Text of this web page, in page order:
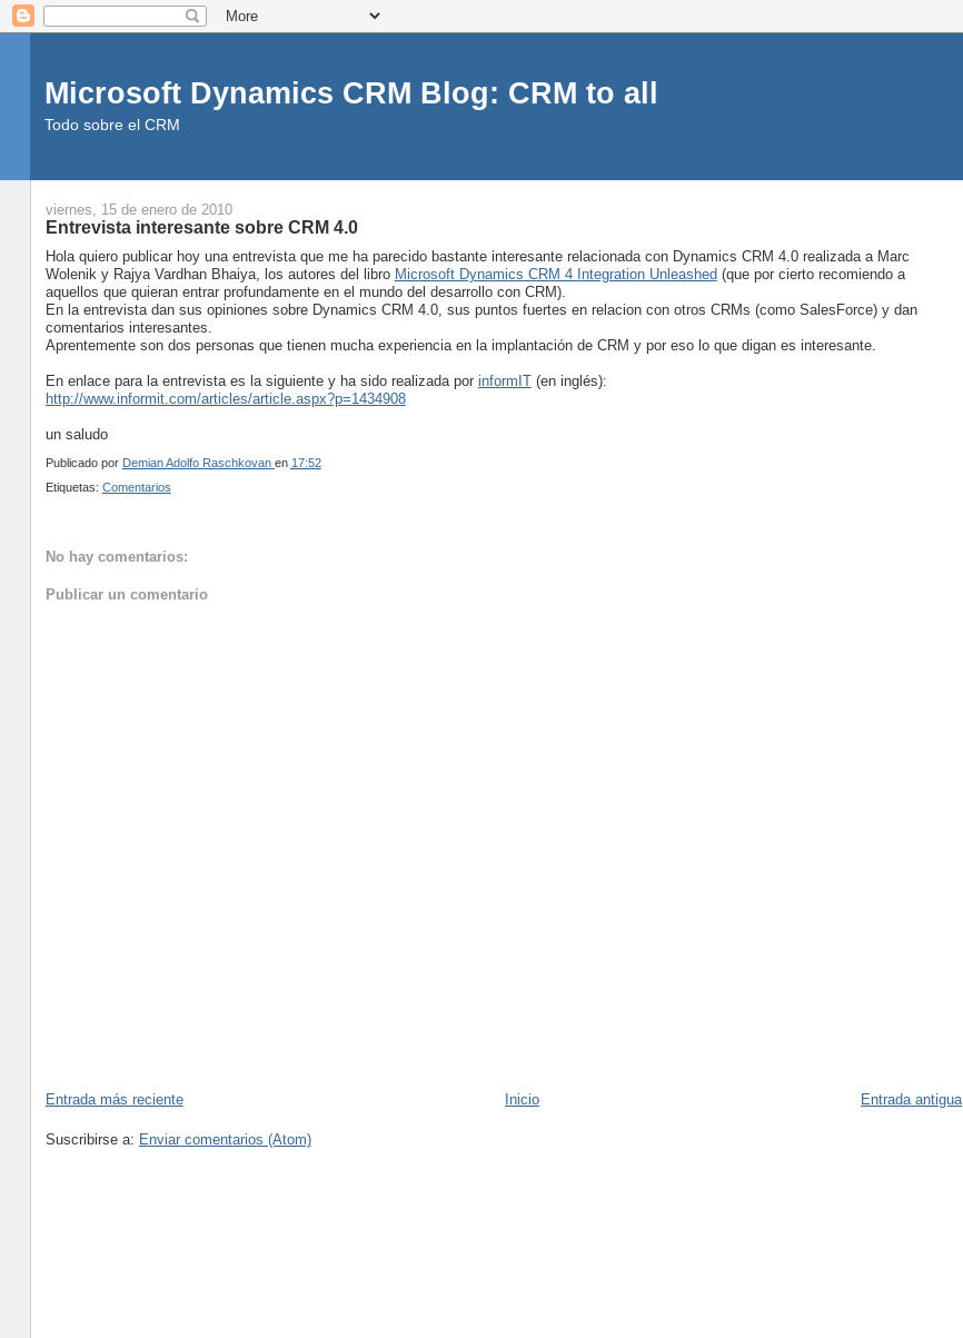
Microsoft Dynamics CRM Blog: CRM to all
Todo sobre el CRM
viernes, 15 de enero de 2010
Entrevista interesante sobre CRM 4.0
Hola quiero publicar hoy una entrevista que me ha parecido bastante interesante relacionada con Dynamics CRM 4.0 realizada a Marc
Wolenik y Rajya Vardhan Bhaiya, los autores del libro Microsoft Dynamics CRM 4 Integration Unleashed (que por cierto recomiendo a
aquellos que quieran entrar profundamente en el mundo del desarrollo con CRM).
En la entrevista dan sus opiniones sobre Dynamics CRM 4.0, sus puntos fuertes en relacion con otros CRMs (como SalesForce) y dan
comentarios interesantes.
Aprentemente son dos personas que tienen mucha experiencia en la implantación de CRM y por eso lo que digan es interesante.
En enlace para la entrevista es la siguiente y ha sido realizada por informIT(en inglés):
http://www.informit.com/articles/article.aspx?p=1434908
un saludo
Publicado por Demian Adolfo Raschkovan en 17:52
Etiquetas: Comentarios
No hay comentarios:
Publicar un comentario
Entrada más reciente Entrada antigua
Inicio
Suscribirse a: Enviar comentarios (Atom)